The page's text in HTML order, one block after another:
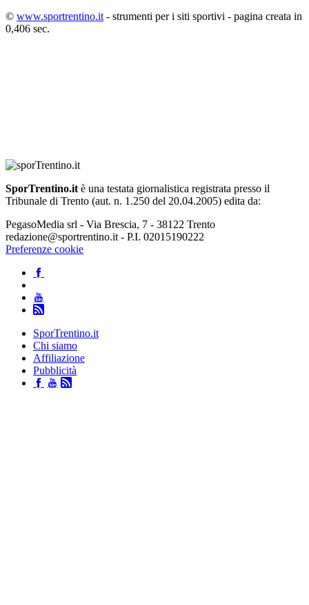
© www.sportrentino.it- strumenti per i siti sportivi - pagina creata in
0,406 sec.
SporTrentino.itè una testata giornalistica registrata presso il
Tribunale di Trento (aut. n. 1.250 del 20.04.2005) edita da:
PegasoMedia srl - Via Brescia, 7 - 38122 Trento
redazione@sportrentino.it - P.I. 02015190222
Preferenze cookie
SporTrentino.it
Chi siamo
Affiliazione
Pubblicità